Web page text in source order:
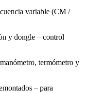
variable (CM /
y dongle – control
termómetro y
– para